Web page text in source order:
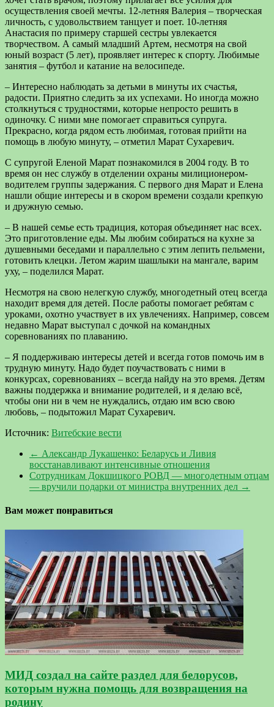
осуществления своей мечты. 12-летняя Валерия – творческая
личность, с удовольствием танцует и поет. 10-летняя
Анастасия по примеру старшей сестры увлекается
творчеством. А самый младший Артем, несмотря на свой
юный возраст (5 лет), проявляет интерес к спорту. Любимые
занятия – футбол и катание на велосипеде.
– Интересно наблюдать за детьми в минуты их счастья,
радости. Приятно следить за их успехами. Но иногда можно
столкнуться с трудностями, которые непросто решить в
одиночку. С ними мне помогает справиться супруга.
Прекрасно, когда рядом есть любимая, готовая прийти на
помощь в любую минуту, – отметил Марат Сухаревич.
С супругой Еленой Марат познакомился в 2004 году. В то
время он нес службу в отделении охраны милиционером-
водителем группы задержания. С первого дня Марат и Елена
нашли общие интересы и в скором времени создали крепкую
и дружную семью.
– В нашей семье есть традиция, которая объединяет нас всех.
Это приготовление еды. Мы любим собираться на кухне за
душевными беседами и параллельно с этим лепить пельмени,
готовить клецки. Летом жарим шашлыки на мангале, варим
уху, – поделился Марат.
Несмотря на свою нелегкую службу, многодетный отец всегда
находит время для детей. После работы помогает ребятам с
уроками, охотно участвует в их увлечениях. Например, совсем
недавно Марат выступал с дочкой на командных
соревнованиях по плаванию.
– Я поддерживаю интересы детей и всегда готов помочь им в
трудную минуту. Надо будет поучаствовать с ними в
конкурсах, соревнованиях – всегда найду на это время. Детям
важны поддержка и внимание родителей, и я делаю всё,
чтобы они ни в чем не нуждались, отдаю им всю свою
любовь, – подытожил Марат Сухаревич.
Источник: Витебские вести
← Александр Лукашенко: Беларусь и Ливия
восстанавливают интенсивные отношения
Сотрудникам Докшицкого РОВД — многодетным отцам
— вручили подарки от министра внутренних дел →
Вам может понравиться
МИД создал на сайте раздел для белорусов,
которым нужна помощь для возвращения на
родину